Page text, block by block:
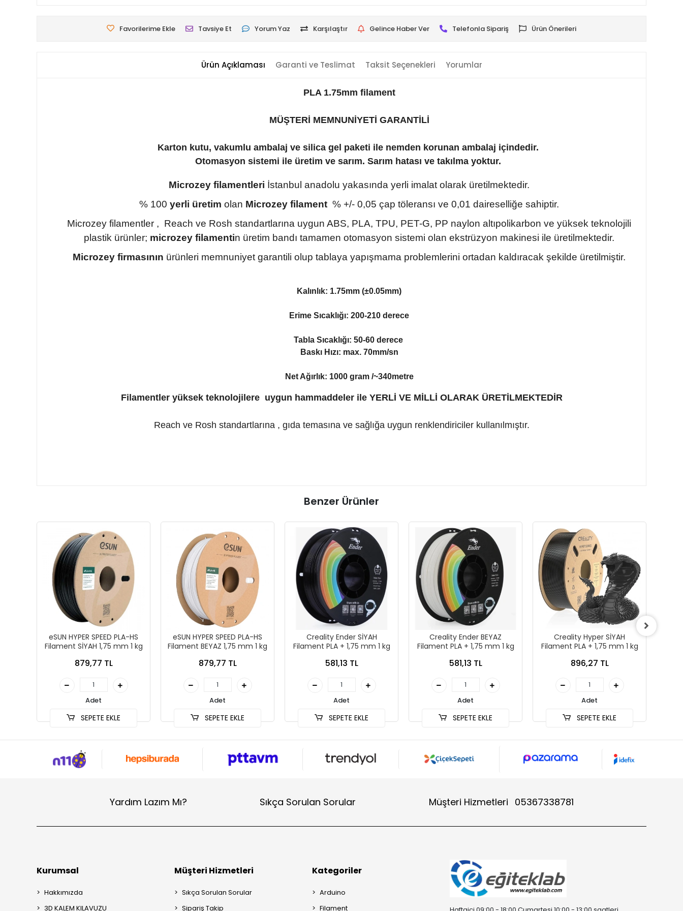
Favorilerime Ekle Tavsiye Et Yorum Yaz Karşılaştır Gelince Haber Ver Telefonla Sipariş Ürün Önerileri
Ürün Açıklaması Garanti ve Teslimat Taksit Seçenekleri Yorumlar
PLA 1.75mm filament
MÜŞTERİ MEMNUNİYETİ GARANTİLİ
Karton kutu, vakumlu ambalaj ve silica gel paketi ile nemden korunan ambalaj içindedir.
Otomasyon sistemi ile üretim ve sarım. Sarım hatası ve takılma yoktur.
Microzey filamentleri İstanbul anadolu yakasında yerli imalat olarak üretilmektedir.
% 100 yerli üretim olan Microzey filament % +/- 0,05 çap töleransı ve 0,01 daireselliğe sahiptir.
Microzey filamentler , Reach ve Rosh standartlarına uygun ABS, PLA, TPU, PET-G, PP naylon altıpolikarbon ve yüksek teknolojili
plastik ürünler; microzey filamentin üretim bandı tamamen otomasyon sistemi olan ekstrüzyon makinesi ile üretilmektedir.
Microzey firmasının ürünleri memnuniyet garantili olup tablaya yapışmama problemlerini ortadan kaldıracak şekilde üretilmiştir.
Kalınlık: 1.75mm (±0.05mm)
Erime Sıcaklığı: 200-210 derece
Tabla Sıcaklığı: 50-60 derece
Baskı Hızı: max. 70mm/sn
Net Ağırlık: 1000 gram /~340metre
Filamentler yüksek teknolojilere uygun hammaddeler ile YERLİ VE MİLLİ OLARAK ÜRETİLMEKTEDİR
Reach ve Rosh standartlarına , gıda temasına ve sağlığa uygun renklendiriciler kullanılmıştır.
Benzer Ürünler
eSUN HYPER SPEED PLA-HS
Filament SİYAH 1,75 mm 1 kg
879,77 TL
Adet
SEPETE EKLE
eSUN HYPER SPEED PLA-HS
Filament BEYAZ 1,75 mm 1 kg
879,77 TL
Adet
SEPETE EKLE
Creality Ender SİYAH
Filament PLA + 1,75 mm 1 kg
581,13 TL
Adet
SEPETE EKLE
Creality Ender BEYAZ
Filament PLA + 1,75 mm 1 kg
581,13 TL
Adet
SEPETE EKLE
Creality Hyper SİYAH
Filament PLA + 1,75 mm 1 kg
896,27 TL
Adet
SEPETE EKLE
Yardım Lazım Mı? Sıkça Sorulan Sorular Müşteri Hizmetleri 05367338781
Kurumsal
Hakkımızda
3D KALEM KILAVUZU
Müşteri Hizmetleri
Sıkça Sorulan Sorular
Sipariş Takip
Kategoriler
Arduino
Filament